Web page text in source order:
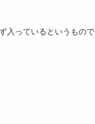
入っているというもので